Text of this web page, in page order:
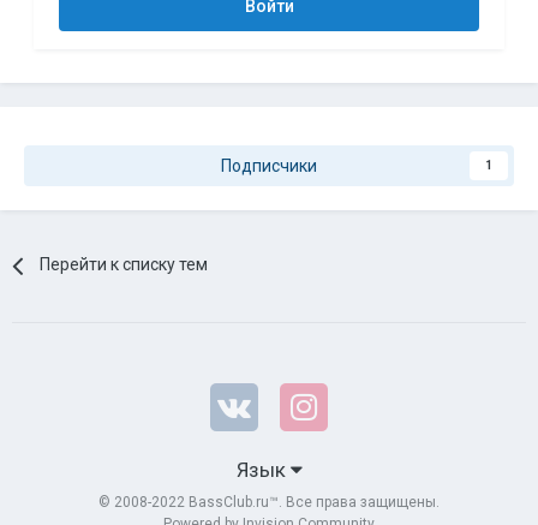
Войти
Подписчики 1
Перейти к списку тем
Язык
© 2008-2022 BassClub.ru™. Все права защищены.